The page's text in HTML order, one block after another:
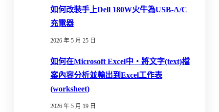
如何改裝手上Dell 180W火牛為USB-A/C
充電器
2026 年 5 月 25 日
如何在Microsoft Excel中‧將文字(text)檔
案內容分析並輸出到Excel工作表
(worksheet)
2026 年 5 月 19 日